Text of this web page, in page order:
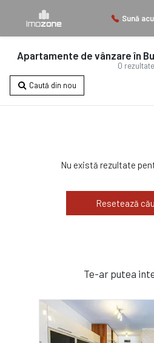
Sună
0 rezultate
Apartamente de vânzare în
Caută din nou
Nu există rezultate
Resetează
Te-ar putea